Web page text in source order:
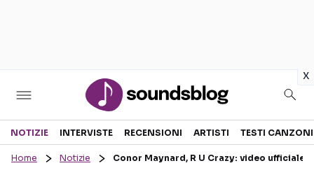
x
Sezioni
NOTIZIE INTERVISTE RECENSIONI ARTISTI TESTI CANZONI
Home Notizie Conor Maynard, R U Crazy: video ufficiale,